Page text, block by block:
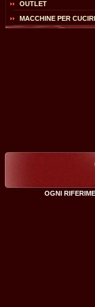
OUTLET
MACCHINE PER
OGNI